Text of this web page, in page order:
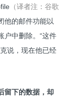
（译者注：谷歌
他的邮件功能以
户中删除。“这件
克说，现在他已经
留下的数据，却